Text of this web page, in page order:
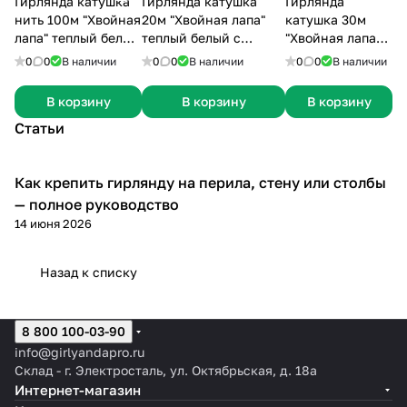
нить 100м "Хвойная
лапа" теплый белый
цвет на зеленом
0 0 В наличии
В корзину
20м "Хвойная лапа"
теплый белый с
холодным мерцанием
0 0 В наличии
В корзину
катушка 30м
"Хвойная лапа"
разноцветная
проводе
0 0 В наличии
В корзину
Статьи
Гирлянды
Как крепить гирлянду на перила, стену или столбы
— полное руководство
14 июня 2026
Назад к списку
8 800 100-03-90
info@girlyandapro.ru
Склад - г. Электросталь, ул. Октябрьская, д. 18а
Интернет-магазин